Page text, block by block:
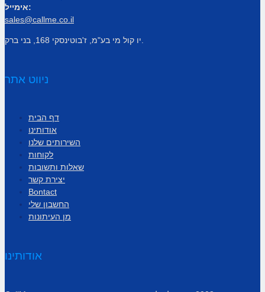
אימייל:
sales@callme.co.il
ניווט אתר
דף הבית
אודותינו
השירותים שלנו
לקוחות
שאלות ותשובות
יצירת קשר
Bontact
החשבון שלי
מן העיתונות
אודותינו